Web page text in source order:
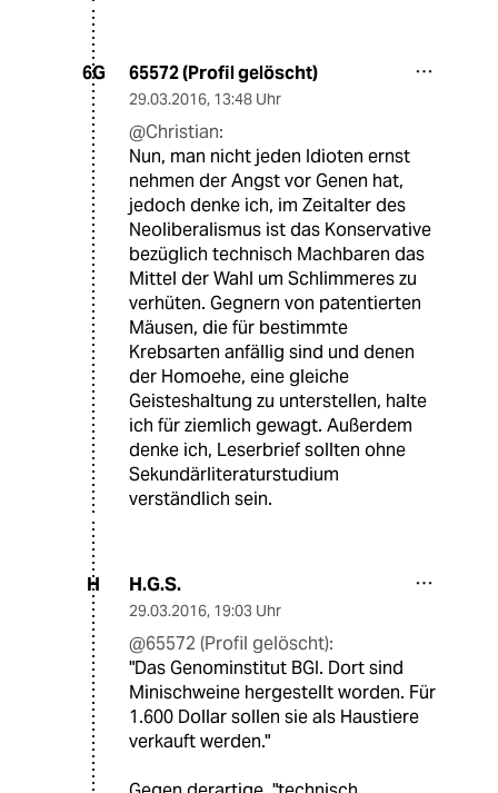
6G 65572 (Profil gelöscht)
29.03.2016, 13:48 Uhr
@Christian:
Nun, man nicht jeden Idioten ernst
nehmen der Angst vor Genen hat,
jedoch denke ich, im Zeitalter des
Neoliberalismus ist das Konservative
bezüglich technisch Machbaren das
Mittel der Wahl um Schlimmeres zu
verhüten. Gegnern von patentierten
Mäusen, die für bestimmte
Krebsarten anfällig sind und denen
der Homoehe, eine gleiche
Geisteshaltung zu unterstellen, halte
ich für ziemlich gewagt. Außerdem
denke ich, Leserbrief sollten ohne
Sekundärliteraturstudium
verständlich sein.
H H.G.S.
29.03.2016, 19:03 Uhr
@65572 (Profil gelöscht):
"Das Genominstitut BGI. Dort sind
Minischweine hergestellt worden. Für
1.600 Dollar sollen sie als Haustiere
verkauft werden."